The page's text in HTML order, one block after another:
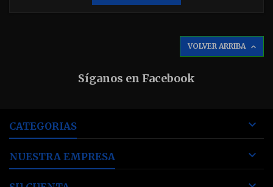
VOLVER ARRIBA 
Síganos en Facebook
CATEGORIAS 
NUESTRA EMPRESA 